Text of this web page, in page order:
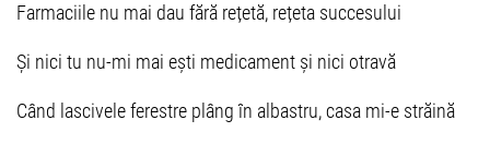
Farmaciile nu mai dau fără rețetă, rețeta succesului
Și nici tu nu-mi mai ești medicament și nici otravă
Când lascivele ferestre plâng în albastru, casa mi-e străină